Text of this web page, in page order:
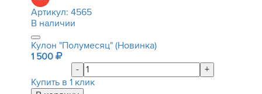
Артикул: 4565
В наличии
Кулон "Полумесяц" (Новинка)
1 500
-
+
Купить в 1 клик